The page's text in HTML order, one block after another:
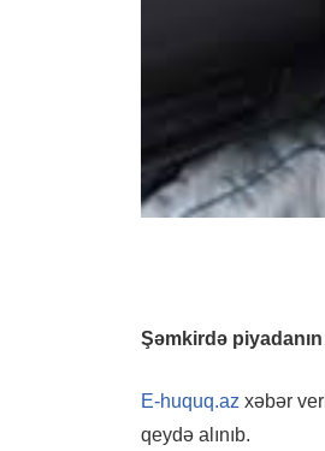
Şəmkirdə
E-huquq.az xəbər
qeydə alınıb.